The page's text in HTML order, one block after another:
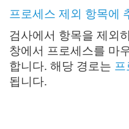
프로세스 제외 항목에
검사에서 항목을 제외
창에서 프로세스를 마
합니다. 해당 경로는
됩니다.